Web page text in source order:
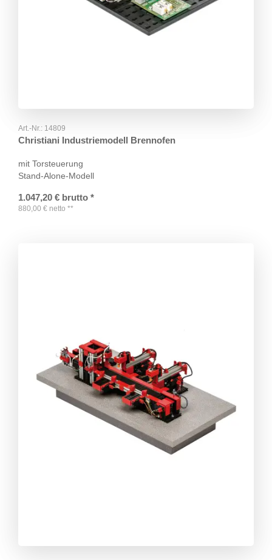
Art.-Nr.: 14809
Christiani Industriemodell Brennofen
mit Torsteuerung
Stand-Alone-Modell
1.047,20 € brutto *
880,00 € netto **